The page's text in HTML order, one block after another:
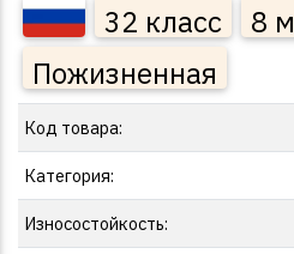
32 класс 8
Пожизненная
Код товара:
Категория:
Износостойкость: